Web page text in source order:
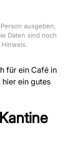
ausgeben,
Daten sind noch
für ein Café in
ein gutes